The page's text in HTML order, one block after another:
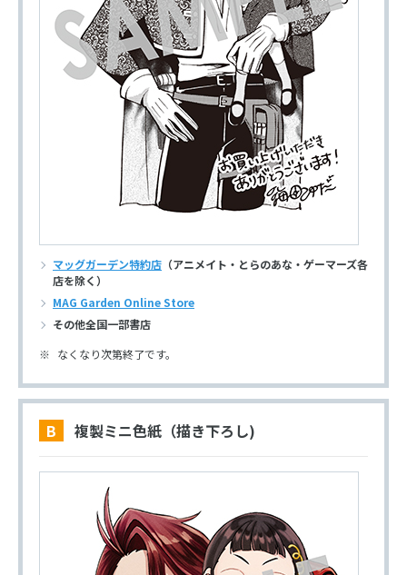
マッグガーデン特約店 （アニメイト・とらのあな・ゲーマーズ各
店を除く）
MAG Garden Online Store
その他全国一部書店
なくなり次第終了です。
B 複製ミニ色紙（描き下ろし)